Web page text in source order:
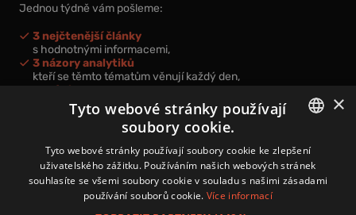
Jednou týdně vám pošleme:
3 nejčtenější články
s hodnotnými informacemi,
3 názory analytiků
kteří se těmto tématům věnují každý den,
nová videa a podcasty
k prohloubení vašich znalostí.
Přihlášením k newsletteru vyjadřujete svůj souhlas spodmínkami
zpracování osobních údajů.
CZECH
×
Tyto webové stránky používají
soubory cookie.
Tyto webové stránky používají soubory cookie ke zlepšení
uživatelského zážitku. Používáním našich webových stránek
souhlasíte se všemi soubory cookie v souladu s našimi zásadami
používání souborů cookie. Více informací